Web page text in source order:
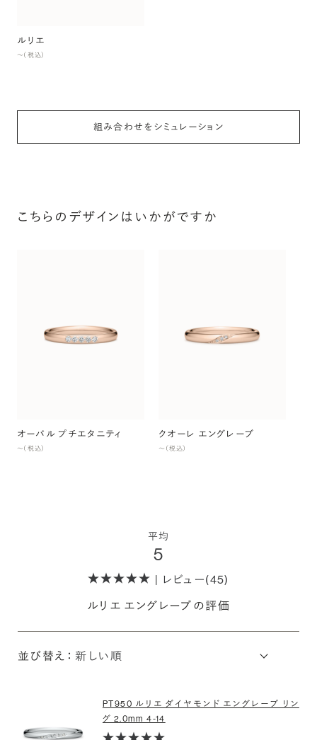
ルリエ
〜（税込）
組み合わせをシミュレーション
こちらのデザインはいかがですか
オーバル プチエタニティ
〜（税込）
クオーレ エングレーブ
〜（税込）
平均
5
| レビュー(45)
ルリエ エングレーブの評価
並び替え：
PT950 ルリエ ダイヤモンド エングレーブ リン
グ 2.0mm 4-14